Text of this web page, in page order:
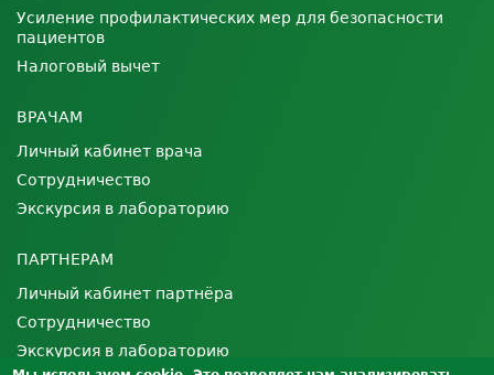
Усиление профилактических мер для безопасности
пациентов
Налоговый вычет
ВРАЧАМ
Личный кабинет врача
Сотрудничество
Экскурсия в лабораторию
ПАРТНЕРАМ
Личный кабинет партнёра
Сотрудничество
Экскурсия в лабораторию